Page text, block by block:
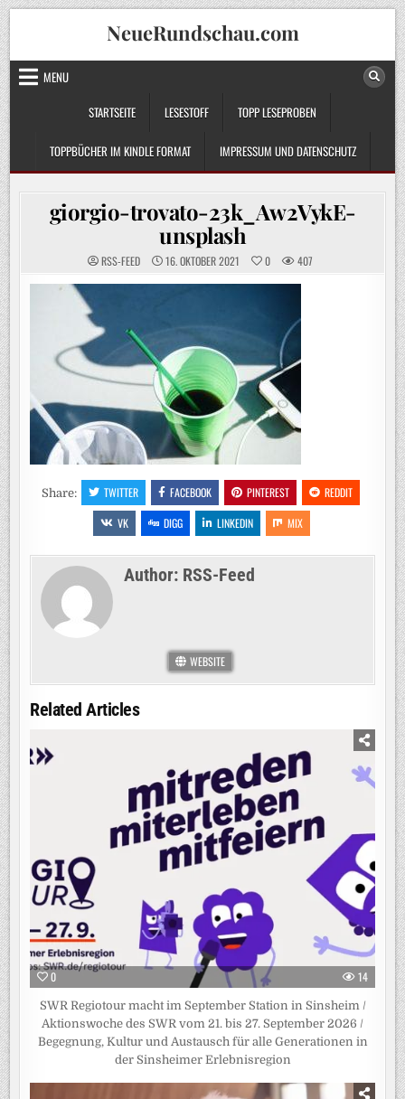
Skip
to
content
NeueRundschau.com
MENU
STARTSEITE
LESESTOFF TOPP LESEPROBEN
TOPPBÜCHER IM KINDLE FORMAT IMPRESSUM UND DATENSCHUTZ
giorgio-trovato-23k_Aw2VykE-
unsplash
RSS-FEED 16. OKTOBER 2021 0 407
Share: TWITTER FACEBOOK PINTEREST
REDDIT
VK
DIGG LINKEDIN MIX
Author: RSS-Feed
WEBSITE
Related Articles
0 14
SWR Regiotour macht im September Station in Sinsheim /
Aktionswoche des SWR vom 21. bis 27. September 2026 /
Begegnung, Kultur und Austausch für alle Generationen in
der Sinsheimer Erlebnisregion